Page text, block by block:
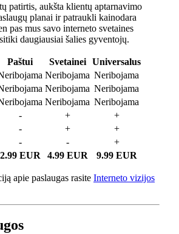
patirtis, aukšta klientų aptarnavimo
planai ir patraukli kainodara
pas mus savo interneto svetaines
daugiausiai šalies gyventojų.
Paštui Svetainei
Universalus
Neribojama Neribojama
Neribojama Neribojama
Neribojama Neribojama
- +
+
- +
+
- -
+
2.99 EUR 4.99 EUR 9.99 EUR
apie paslaugas rasite Interneto vizijos